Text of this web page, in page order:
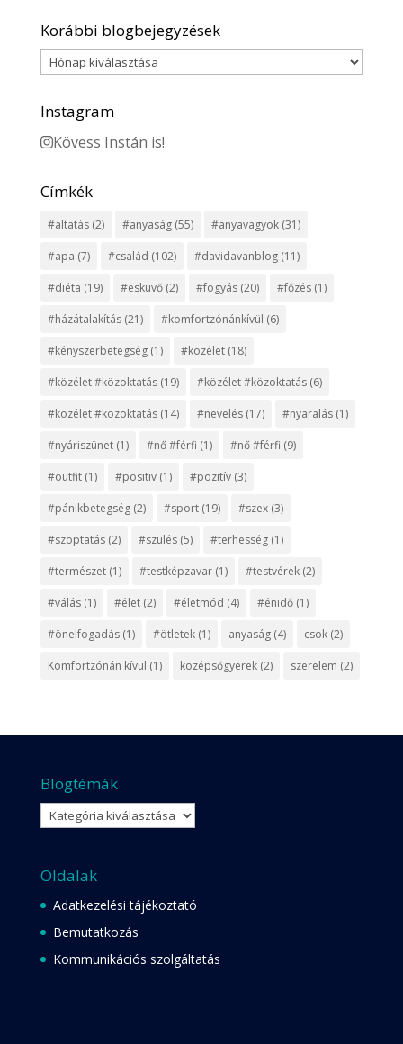
Korábbi blogbejegyzések
Korábbi
Instagram
Kövess Instán is!
Címkék
#altatás(2) #anyaság(55) #anyavagyok(31)
#apa (7) #család (102) #davidavanblog(11)
#diéta (19) #esküvő(2) #fogyás(20) #főzés(1)
#házátalakítás(21) #komfortzónánkívül (6)
#kényszerbetegség(1) #közélet(18)
#közélet #közoktatás(19) #közélet #közoktatás(6)
#közélet #közoktatás(14) #nevelés(17) #nyaralás(1)
#nyáriszünet(1) #nő #férfi (1) #nő #férfi (9)
#outfit(1) #positiv(1) #pozitív(3)
#pánikbetegség(2) #sport(19) #szex(3)
#szoptatás(2) #szülés(5) #terhesség(1)
#természet(1) #testképzavar(1) #testvérek(2)
#válás(1) #élet(2) #életmód (4) #énidő(1)
#önelfogadás(1) #ötletek(1) anyaság(4) csok(2)
Komfortzónán kívül (1) középsőgyerek(2) szerelem (2)
Blogtémák
Blogtémák
Oldalak
Adatkezelési tájékoztató
Bemutatkozás
Kommunikációs szolgáltatás